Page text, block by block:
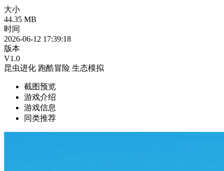
大小
44.35 MB
时间
2026-06-12 17:39:18
版本
V1.0
昆虫进化 跑酷冒险 生态模拟
截图预览
游戏介绍
游戏信息
同类推荐